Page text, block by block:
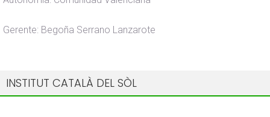
Gerente: Begoña Serrano Lanzarote
INSTITUT CATALÀ DEL SÒL